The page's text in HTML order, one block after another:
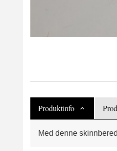
Produktinfo
Med denne